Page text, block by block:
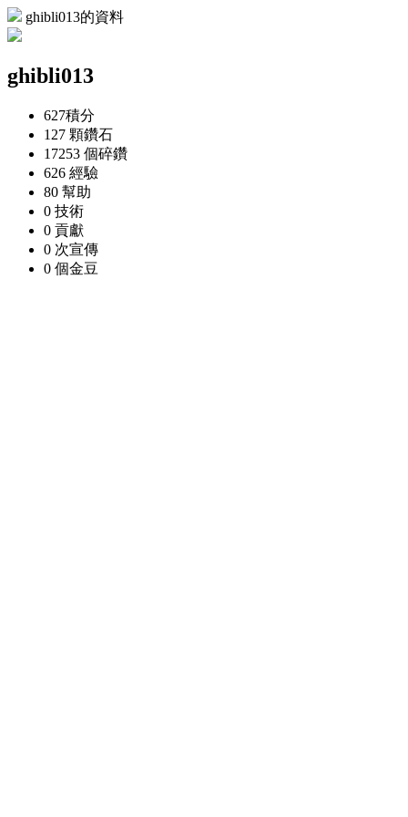
ghibli013的資料
ghibli013
627積分
127 顆鑽石
17253 個碎鑽
626 經驗
80 幫助
0 技術
0 貢獻
0 次宣傳
0 個金豆